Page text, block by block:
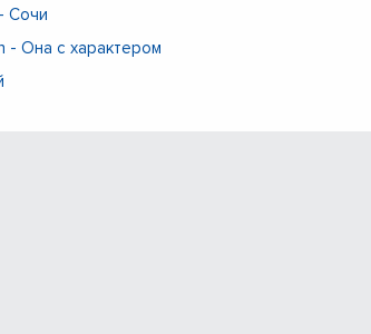
Сочи
- Она с характером